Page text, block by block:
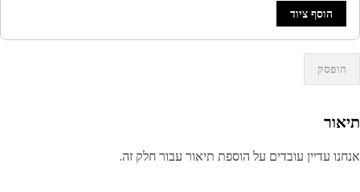
הוסף ציוד
הופסק
עדיין עובדים על הוספת תיאור עבור חלק זה.